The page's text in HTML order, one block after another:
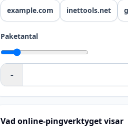
example.com inettools.net
Paketantal
-
Vad online-pingverktyget visar